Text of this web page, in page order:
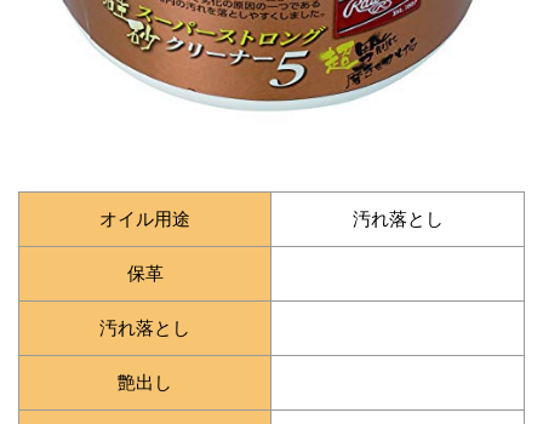
オイル用途 汚れ落とし
保革
汚れ落とし
艶出し